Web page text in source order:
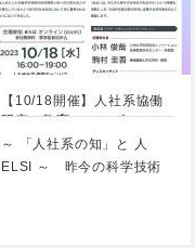
【10/18開催】人社系協働
研究・教育コモンズ …
～ 「人社系の知」と 人
ELSI ～ 昨今の科学技術